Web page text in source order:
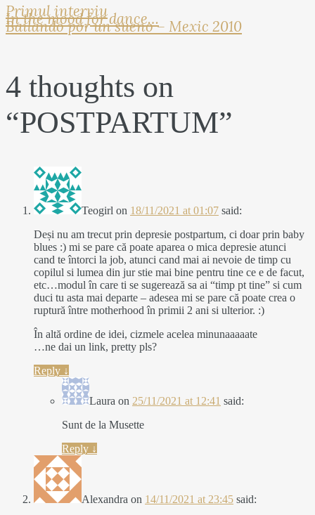
Primul interviu
In the mood for dance…
Bailando por un sueno – Mexic 2010
4 thoughts on
“POSTPARTUM”
Teogirl on 18/11/2021 at 01:07 said:
Deși nu am trecut prin depresie postpartum, ci doar prin baby
blues :) mi se pare că poate aparea o mica depresie atunci
cand te întorci la job, atunci cand mai ai nevoie de timp cu
copilul si lumea din jur stie mai bine pentru tine ce e de facut,
etc…modul în care ti se sugerează sa ai “timp pt tine” si cum
duci tu asta mai departe – adesea mi se pare că poate crea o
ruptură între motherhood în primii 2 ani si ulterior. :)
În altă ordine de idei, cizmele acelea minunaaaaate
…ne dai un link, pretty pls?
Reply ↓
Laura on 25/11/2021 at 12:41 said:
Sunt de la Musette
Reply ↓
Alexandra on 14/11/2021 at 23:45 said: